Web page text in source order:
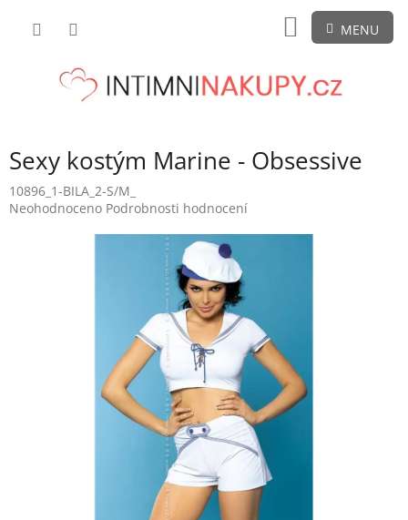
NÁKUPNÍ
KOŠÍK
Sexy kostým Marine - Obsessive
10896_1-BILA_2-S/M_
Průměrné
Neohodnoceno Podrobnosti hodnocení